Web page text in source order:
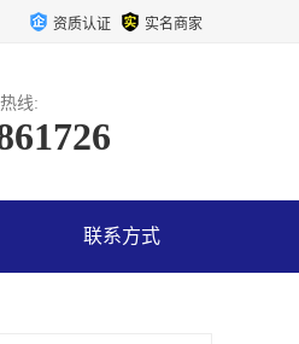
资质认证 实名商家
线:
联系方式